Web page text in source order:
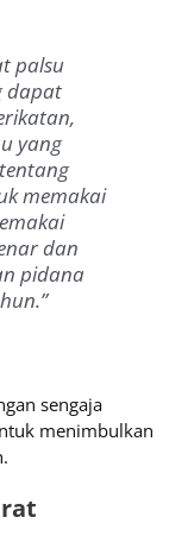
palsu
dapat
yang
memakai
dan
pidana
sengaja
menimbulkan